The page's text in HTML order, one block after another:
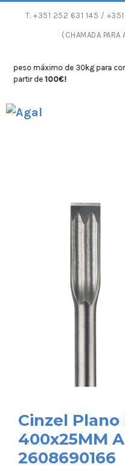
T. +351 252 631 145 /
(CHAMADA PARA
máximo de 30kg para
de100€!
Cinzel Plano
400x25MM
2608690166